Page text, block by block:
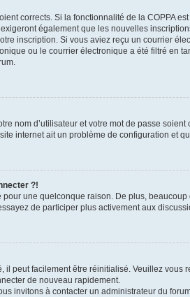
corrects. Si la fonctionnalité de la COPPA
également que les nouvelles
inscription. Si vous aviez reçu un courrier
ou le courrier électronique a été filtré en
nom d’utilisateur et votre mot de passe
internet ait un problème de configuration et
?!
une quelconque raison. De plus,
de participer plus activement aux
peut facilement être réinitialisé. Veuillez vous
de nouveau rapidement.
invitons à contacter un administrateur du